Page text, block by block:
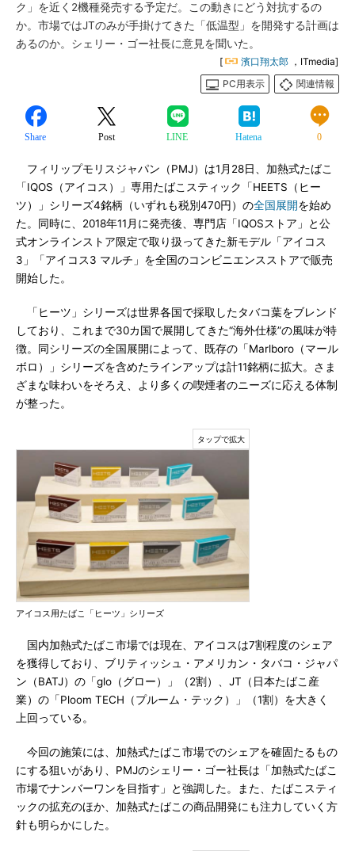
ク」を近く2機種発売する予定だ。この動きにどう対抗するの
か。市場ではJTのみが手掛けてきた「低温型」を開発する計画は
あるのか。シェリー・ゴー社長に意見を聞いた。
[ 濱口翔太郎 ，ITmedia]
PC用表示
関連情報
Share Post LINE Hatena 0
フィリップモリスジャパン（PMJ）は1月28日、加熱式たばこ
「IQOS（アイコス）」専用たばこスティック「HEETS（ヒー
ツ）」シリーズ4銘柄（いずれも税別470円）の全国展開を始め
た。同時に、2018年11月に発売後、専門店「IQOSストア」と公
式オンラインストア限定で取り扱ってきた新モデル「アイコス
3」「アイコス3 マルチ」を全国のコンビニエンスストアで販売
開始した。
「ヒーツ」シリーズは世界各国で採取したタバコ葉をブレンド
しており、これまで30カ国で展開してきた“海外仕様”の風味が特
徴。同シリーズの全国展開によって、既存の「Marlboro（マール
ボロ）」シリーズを含めたラインアップは計11銘柄に拡大。さま
ざまな味わいをそろえ、より多くの喫煙者のニーズに応える体制
が整った。
アイコス用たばこ「ヒーツ」シリーズ
国内加熱式たばこ市場では現在、アイコスは7割程度のシェア
を獲得しており、ブリティッシュ・アメリカン・タバコ・ジャパ
ン（BATJ）の「glo（グロー）」（2割）、JT（日本たばこ産
業）の「Ploom TECH（プルーム・テック）」（1割）を大きく
上回っている。
今回の施策には、加熱式たばこ市場でのシェアを確固たるもの
にする狙いがあり、PMJのシェリー・ゴー社長は「加熱式たばこ
市場でナンバーワンを目指す」と強調した。また、たばこスティ
ックの拡充のほか、加熱式たばこの商品開発にも注力していく方
針も明らかにした。